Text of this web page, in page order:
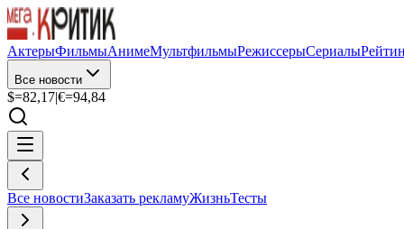
АктерыФильмыАнимеМультфильмыРежиссерыСериалы
Все новости
$=82,17|€=94,84
Все новостиЗаказать рекламуЖизньТесты